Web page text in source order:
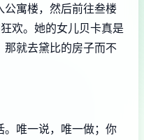
公寓楼，然后前往叁楼
欢。她的女儿贝卡真是
那就去黛比的房子而不
。唯一说，唯一做；你